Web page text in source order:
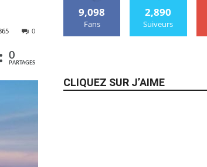
0
0
PARTAGES
9,098
Fans
2,890
Suiveurs
CLIQUEZ SUR J’AIME